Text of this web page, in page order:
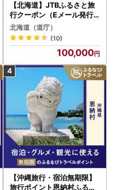
【北海道】JTBふるさと旅
行クーポン（Eメール発行
）30,000円分 旅行 トラベ
ル 宿泊 人気 おすすめ JTB
W030T
北海道（道庁）
(10)
100,000
【沖縄旅行・宿泊無期限】
旅行ポイント恩納村ふるな